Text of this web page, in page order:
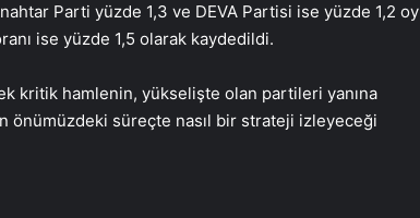
Parti yüzde 1,3 ve DEVA Partisi ise yüzde 1,2 oy
ise yüzde 1,5 olarak kaydedildi.
kritik hamlenin, yükselişte olan partileri yanına
süreçte nasıl bir strateji izleyeceği